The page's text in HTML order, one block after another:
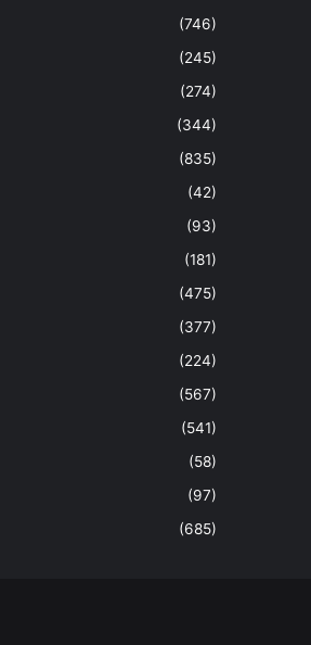
(746)
(245)
(274)
(344)
(835)
(42)
(93)
(181)
(475)
(377)
(224)
(567)
(541)
(58)
(97)
(685)